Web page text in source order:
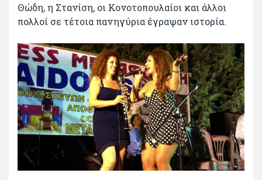
Θώδη, η Στανίση, οι Κονοτοπουλαίοι και άλλοι
πολλοί σε τέτοια πανηγύρια έγραψαν ιστορία.